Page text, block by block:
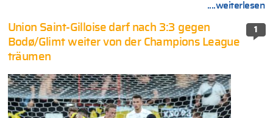
....weiterlesen
1
Union Saint-Gilloise darf nach 3:3 gegen
Bodø/Glimt weiter von der Champions League
träumen